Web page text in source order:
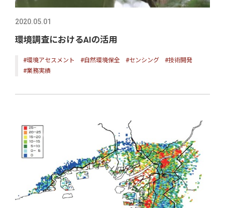
2020.05.01
環境調査におけるAIの活用
#環境アセスメント #自然環境保全 #センシング
#技術開発
#業務実績